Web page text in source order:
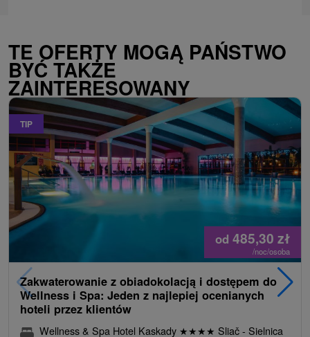
TE OFERTY MOGĄ PAŃSTWO
BYĆ TAKŻE
ZAINTERESOWANY
TIP
od 485,30 zł
/noc/osoba
Zakwaterowanie z obiadokolacją i dostępem do
Wellness i Spa: Jeden z najlepiej ocenianych
hoteli przez klientów
Wellness & Spa Hotel Kaskady ★★★★ Sliač - Sielnica